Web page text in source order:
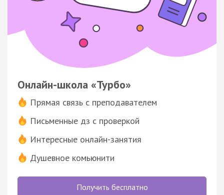
Онлайн-школа «Турбо»
Прямая связь с преподавателем
Письменные дз с проверкой
Интересные онлайн-занятия
Душевное комьюнити
Получить бесплатно